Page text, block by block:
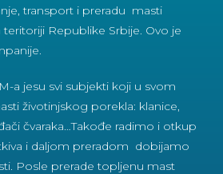
transport i preradu masti
Republike Srbije. Ovo je
a jesu svi subjekti koji u svom
životinjskog porekla: klanice,
čvaraka…Takođe radimo i otkup
i daljom preradom dobijamo
Posle prerade topljenu mast